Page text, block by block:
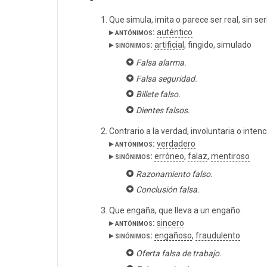
Que simula, imita o parece ser real, sin
▸ antónimos: auténtico
▸ sinónimos: artificial, fingido, simulado
Falsa alarma.
Falsa seguridad.
Billete falso.
Dientes falsos.
Contrario a la verdad, involuntaria o
▸ antónimos: verdadero
▸ sinónimos: erróneo, falaz, mentiroso
Razonamiento falso.
Conclusión falsa.
Que engaña, que lleva a un engaño.
▸ antónimos: sincero
▸ sinónimos: engañoso, fraudulento
Oferta falsa de trabajo.